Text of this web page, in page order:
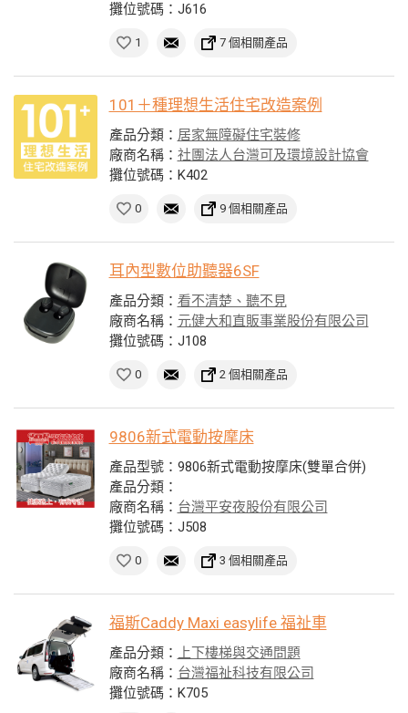
攤位號碼：J616
1 7 個相關產品
101＋種理想生活住宅改造案例
產品分類： 居家無障礙住宅裝修
廠商名稱： 社團法人台灣可及環境設計協會
攤位號碼：K402
0 9 個相關產品
耳內型數位助聽器6SF
產品分類： 看不清楚、聽不見
廠商名稱： 元健大和直販事業股份有限公司
攤位號碼：J108
0 2 個相關產品
9806新式電動按摩床
產品型號：9806新式電動按摩床(雙單合併)
產品分類：
廠商名稱： 台灣平安夜股份有限公司
攤位號碼：J508
0 3 個相關產品
福斯Caddy Maxi easylife 福祉車
產品分類：
上下樓梯與交通問題
廠商名稱： 台灣福祉科技有限公司
攤位號碼：K705